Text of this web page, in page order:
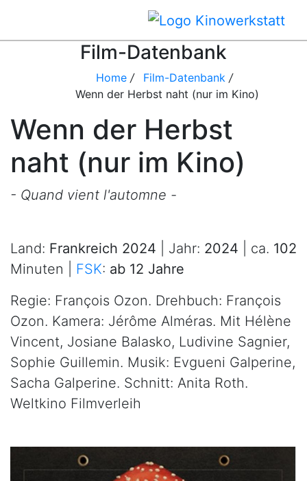
Film-Datenbank
Home / Film-Datenbank /
Wenn der Herbst naht (nur im Kino)
Wenn der Herbst
naht (nur im Kino)
- Quand vient l'automne -
Land: Frankreich 2024 | Jahr: 2024 | ca. 102
Minuten | FSK: ab 12 Jahre
Regie: François Ozon. Drehbuch: François
Ozon. Kamera: Jérôme Alméras. Mit Hélène
Vincent, Josiane Balasko, Ludivine Sagnier,
Sophie Guillemin. Musik: Evgueni Galperine,
Sacha Galperine. Schnitt: Anita Roth.
Weltkino Filmverleih